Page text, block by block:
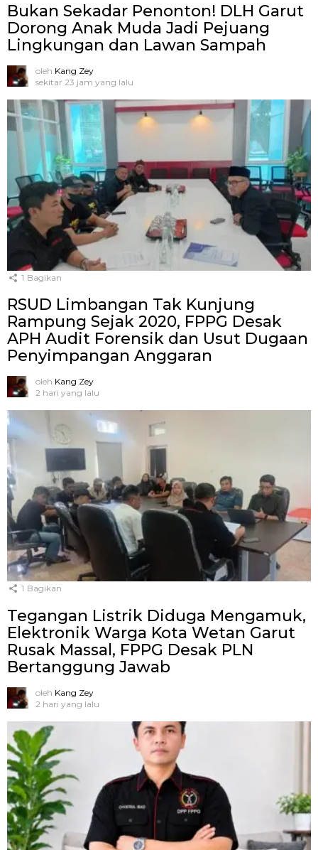
Bukan Sekadar Penonton! DLH Garut
Dorong Anak Muda Jadi Pejuang
Lingkungan dan Lawan Sampah
oleh Kang Zey
sekitar 23 jam yang lalu
1 Bagikan
RSUD Limbangan Tak Kunjung
Rampung Sejak 2020, FPPG Desak
APH Audit Forensik dan Usut Dugaan
Penyimpangan Anggaran
oleh Kang Zey
2 hari yang lalu
1 Bagikan
Tegangan Listrik Diduga Mengamuk,
Elektronik Warga Kota Wetan Garut
Rusak Massal, FPPG Desak PLN
Bertanggung Jawab
oleh Kang Zey
2 hari yang lalu